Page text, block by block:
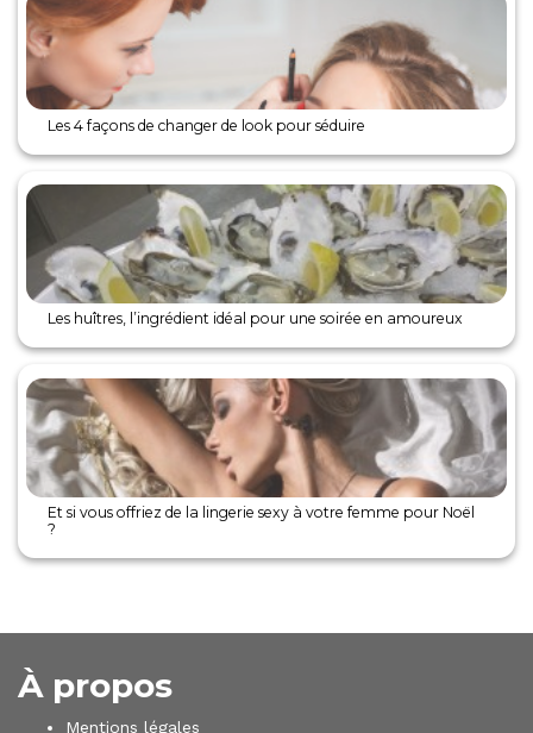
Les 4 façons de changer de look pour séduire
Les huîtres, l’ingrédient idéal pour une soirée en amoureux
Et si vous offriez de la lingerie sexy à votre femme pour Noël
?
À propos
Mentions légales